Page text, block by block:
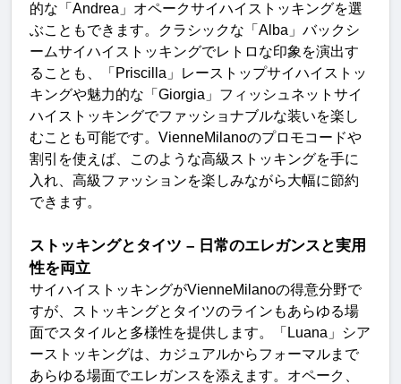
的な「 Andrea 」オペークサイハイストッキングを選
ぶこともできます。クラシックな「 Alba 」バックシ
ームサイハイストッキングでレトロな印象を演出す
ることも、「 Priscilla 」レーストップサイハイストッ
キングや魅力的な「 Giorgia 」フィッシュネットサイ
ハイストッキングでファッショナブルな装いを楽し
むことも可能です。 VienneMilanoのプロモコードや
割引を使えば、このような高級ストッキングを手に
入れ、高級ファッションを楽しみながら大幅に節約
できます。
ストッキングとタイツ – 日常のエレガンスと実用
性を両立
サイハイストッキングがVienneMilanoの得意分野で
すが、ストッキングとタイツのラインもあらゆる場
面でスタイルと多様性を提供します。「 Luana 」シア
ーストッキングは、カジュアルからフォーマルまで
あらゆる場面でエレガンスを添えます。オペーク、